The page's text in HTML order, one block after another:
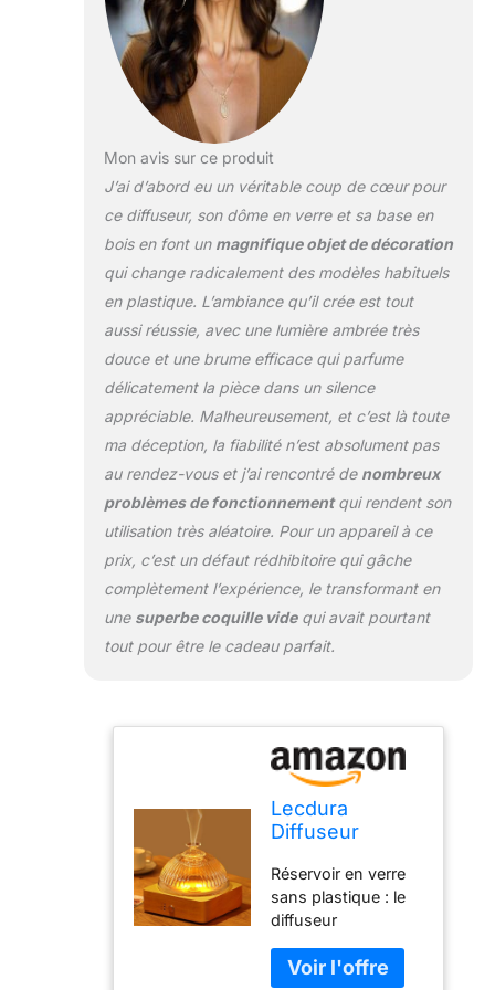
des huiles
essentielles reste
optimal, n'a pas
d'odeur
désagréable
diffuseurs
d'aromathérapie en
plastique, pas de
réservoir d'eau
odorante et il vous
apporte une
expérience
saine et
confortable.
Lumière chaude :
les diffuseurs
en verre pour la
maison émettent
une lumière chaude
de flamme. Une
excellente veilleuse
pour vous dans
l'obscurité.
L'utilisation de ce
diffuseur en verre
atmosphère, une
méditation qui
apaise tous vos
sens. Luminosité à
notre diffuseur d'air
chaud pour
chambre à coucher
peut régler la
luminosité
Mon avis sur ce produit
J’ai d’abord eu un véritable coup de cœur pour
ce diffuseur, son dôme en verre et sa base en
bois en font un magnifique objet de décoration
qui change radicalement des modèles habituels
en plastique. L’ambiance qu’il crée est tout
aussi réussie, avec une lumière ambrée très
douce et une brume efficace qui parfume
délicatement la pièce dans un silence
appréciable. Malheureusement, et c’est là toute
ma déception, la fiabilité n’est absolument pas
au rendez-vous et j’ai rencontré de nombreux
problèmes de fonctionnementqui rendent son
utilisation très aléatoire. Pour un appareil à ce
prix, c’est un défaut rédhibitoire qui gâche
complètement l’expérience, le transformant en
une superbe coquille videqui avait pourtant
tout pour être le cadeau parfait.
Lecdura
Diffuseur
essentielles
dôme en verre
de 200 ml,
diffuseurs
d'arômes à
Réservoir en verre
sans plastique : le
diffuseur
verre Lecdura est